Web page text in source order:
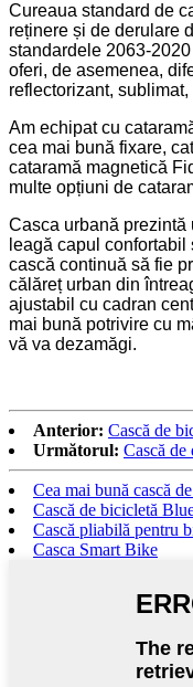
Cureaua standard de
reținere și de derulare
standardele 2063-
oferi, de asemenea,
reflectorizant,
Am echipat cu
cea mai bună fixare,
cataramă magnetică
multe opțiuni de
Casca urbană prezintă
leagă capul
cască continuă să fie
călăreț urban din
ajustabil cu cadran
mai bună potrivire cu
vă va dezamăgi.
Anterior: Cască de
Următorul: Cască
Cea mai bună cască
Cască de bicicletă
Cască pliabilă pentru
Casca Smart Bike